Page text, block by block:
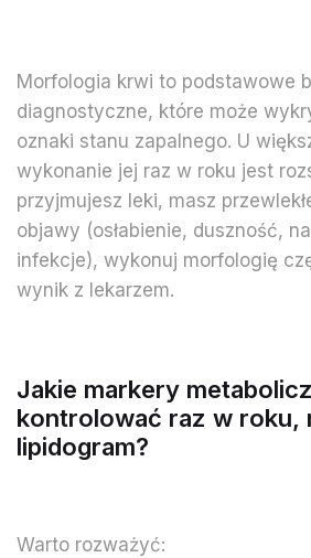
Morfologia krwi to podstawowe
diagnostyczne, które może
oznaki stanu zapalnego. U
wykonanie jej raz w roku jest
przyjmujesz leki, masz
objawy (osłabienie, duszność,
infekcje), wykonuj morfologię
wynik z lekarzem.
Jakie markery
kontrolować raz w roku,
lipidogram?
Warto rozważyć: